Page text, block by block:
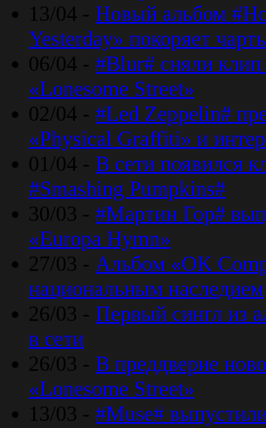
13/04 - Новый альбом
Yesterday» покоряет
06/04 - #Blur# сняли клип
«Lonesome Street»
02/04 - #Led Zeppelin#
«Physical Graffiti» и
01/04 - В сети появился
#Smashing Pumpkins#
30/03 - #Мартин Гор#
«Europa Hymn»
27/03 - Альбом «OK
национальным наследием
26/03 - Первый сингл из
в сети
26/03 - В преддверие
«Lonesome Street»
13/03 - #Muse#